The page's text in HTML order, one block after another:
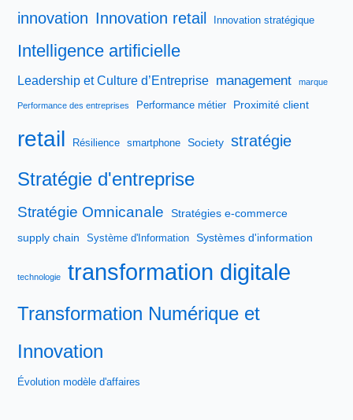
innovation Innovation retail Innovation stratégique
Intelligence artificielle
Leadership et Culture d’Entreprise management marque
Performance des entreprises Performance métier Proximité client
retail Résilience smartphone Society stratégie
Stratégie d'entreprise
Stratégie Omnicanale
Stratégies e-commerce
supply chain
Système d'Information Systèmes d'information
technologie transformation digitale
Transformation Numérique et
Innovation
Évolution modèle d'affaires